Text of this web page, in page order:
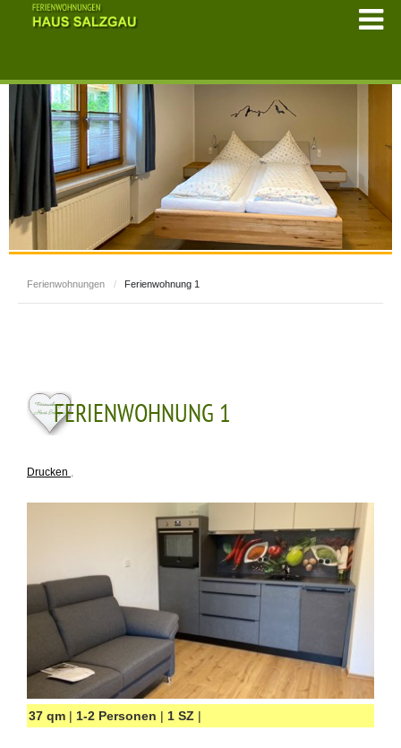
Ferienwohnungen / Ferienwohnung 1
FERIENWOHNUNG 1
Drucken ,
37 qm | 1-2 Personen | 1 SZ |